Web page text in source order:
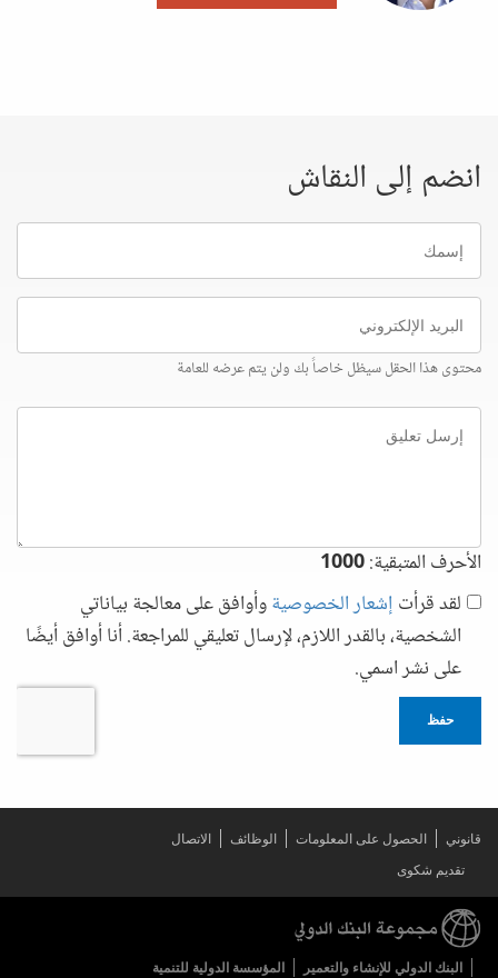
انضم إلى النقاش
إسمك
البريد
الإلكتروني
محتوى هذا الحقل سيظل خاصاً بك ولن يتم عرضه للعامة
إرسل
تعليق
الأحرف المتبقية:1000
لقد قرأت إشعار الخصوصيةوأوافق على معالجة بياناتي
الشخصية، بالقدر اللازم، لإرسال تعليقي للمراجعة. أنا أوافق أيضًا
على نشر اسمي.
حفظ
قانوني الحصول على المعلومات الوظائف
الاتصال
تقديم شكوى
البنك الدولي للإنشاء والتعمير المؤسسة الدولية للتنمية